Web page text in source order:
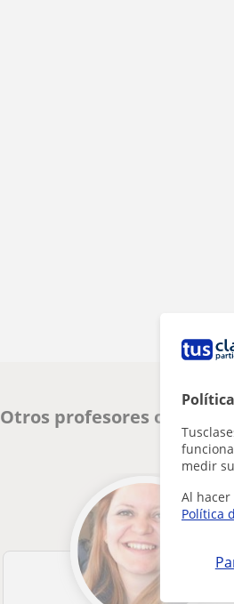
medir
Al hacer
Política
Otros profesores online